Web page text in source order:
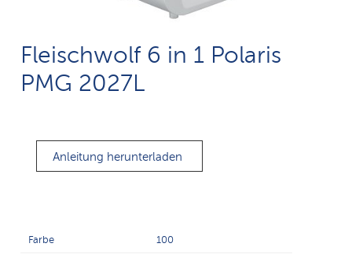
Fleischwolf 6 in 1 Polaris
PMG 2027L
Anleitung herunterladen
Farbe 100